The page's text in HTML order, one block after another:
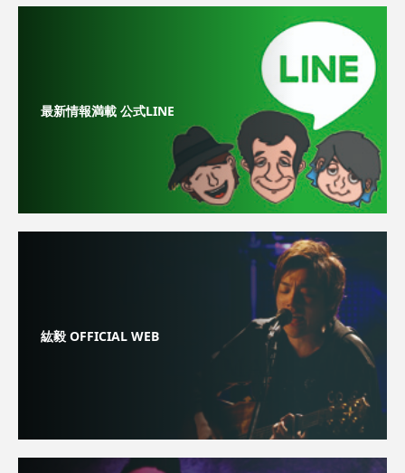
最新情報満載 公式LINE
紘毅 OFFICIAL WEB